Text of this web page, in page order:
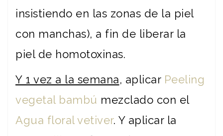
insistiendo en las zonas de la piel
con manchas), a fin de liberar la
piel de homotoxinas.
Y 1 vez a la semana, aplicar Peeling
vegetal bambú mezclado con el
Agua floral vetiver. Y aplicar la